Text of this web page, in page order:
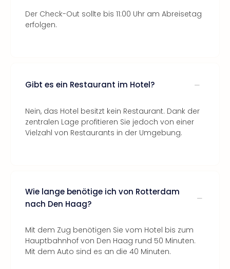
Der Check-Out sollte bis 11:00 Uhr am Abreisetag
erfolgen.
Gibt es ein Restaurant im Hotel?
Nein, das Hotel besitzt kein Restaurant. Dank der
zentralen Lage profitieren Sie jedoch von einer
Vielzahl von Restaurants in der Umgebung.
Wie lange benötige ich von Rotterdam
nach Den Haag?
Mit dem Zug benötigen Sie vom Hotel bis zum
Hauptbahnhof von Den Haag rund 50 Minuten.
Mit dem Auto sind es an die 40 Minuten.